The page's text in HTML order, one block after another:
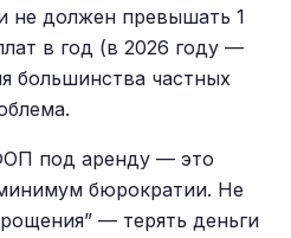
не должен превышать 1
в год (в 2026 году —
большинства частных
под аренду — это
бюрократии. Не
— терять деньги